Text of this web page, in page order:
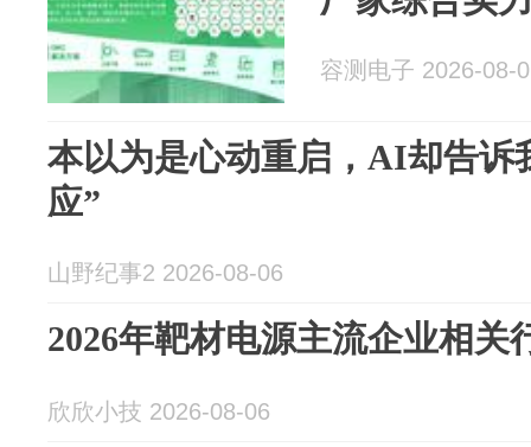
容测电子 2026-08-
本以为是心动重启，AI却告诉
应”
山野纪事2 2026-08-06
2026年靶材电源主流企业相关
欣欣小技 2026-08-06